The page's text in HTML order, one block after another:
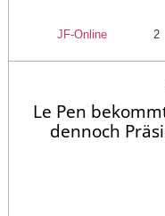
JF-Online 2
Le Pen
dennoch